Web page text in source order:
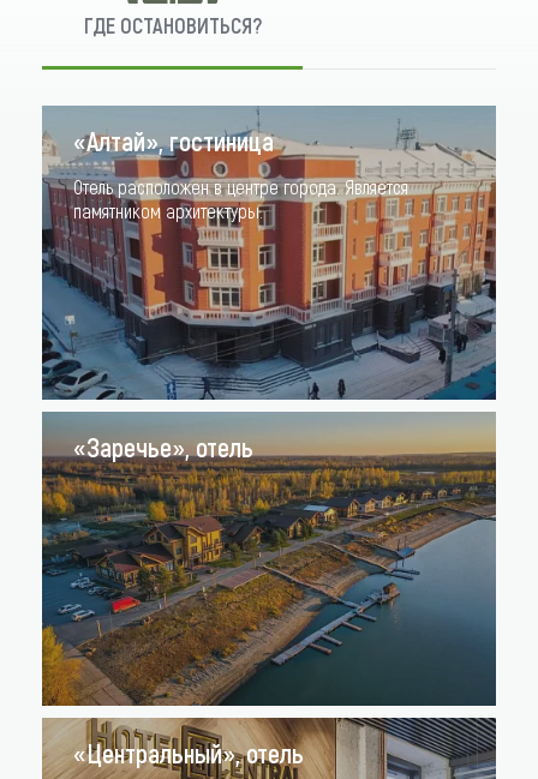
ГДЕ ОСТАНОВИТЬСЯ?
«Алтай», гостиница
Отель расположен в центре города. Является
памятником архитектуры.
«Заречье», отель
«Центральный», отель